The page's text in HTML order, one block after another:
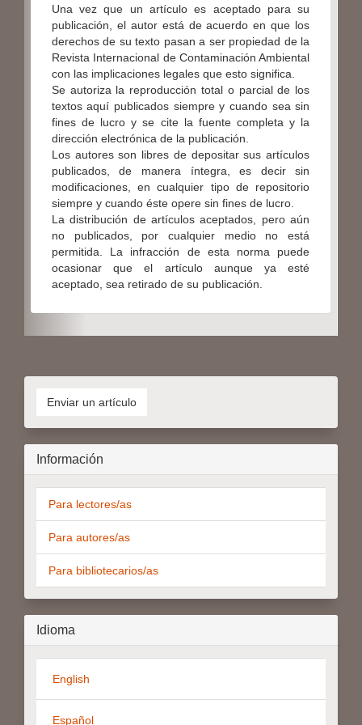
Una vez que un artículo es aceptado para su
publicación, el autor está de acuerdo en que los
derechos de su texto pasan a ser propiedad de la
Revista Internacional de Contaminación Ambiental
con las implicaciones legales que esto significa.
Se autoriza la reproducción total o parcial de los
textos aquí publicados siempre y cuando sea sin
fines de lucro y se cite la fuente completa y la
dirección electrónica de la publicación.
Los autores son libres de depositar sus artículos
publicados, de manera íntegra, es decir sin
modificaciones, en cualquier tipo de repositorio
siempre y cuando éste opere sin fines de lucro.
La distribución de artículos aceptados, pero aún
no publicados, por cualquier medio no está
permitida. La infracción de esta norma puede
ocasionar que el artículo aunque ya esté
aceptado, sea retirado de su publicación.
Enviar un artículo
Información
Para lectores/as
Para autores/as
Para bibliotecarios/as
Idioma
English
Español